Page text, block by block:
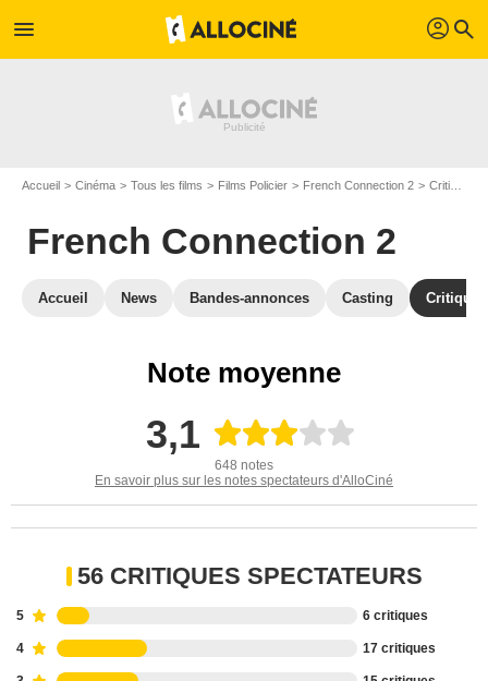
menu profil search
Accueil Cinéma Tous les films Films Policier French Connection 2 Critiques French Connection 2
French Connection 2
Accueil News Bandes-annonces Casting
Note moyenne
3,1
648 notes
En savoir plus sur les notes spectateurs d'AlloCiné
56 CRITIQUES SPECTATEURS
5 6 critiques
4 17 critiques